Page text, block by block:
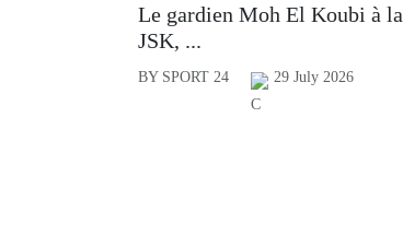
Le gardien Moh El Koubi à la
JSK, ...
BY SPORT 24 29 July 2026